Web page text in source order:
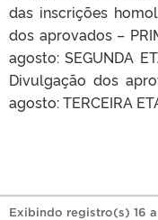
das inscrições
dos aprovados –
agosto: SEGUNDA
Divulgação dos
agosto: TERCEIRA
Exibindo registro(s) 16